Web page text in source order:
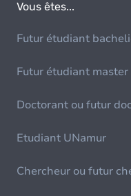
Vous êtes...
Futur étudiant
Futur étudiant master
Doctorant ou futur
Etudiant UNamur
Chercheur ou futur